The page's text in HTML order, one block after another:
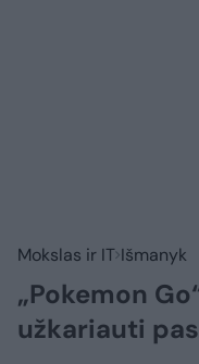
Mokslas ir IT Išmanyk
„Pokemon
užkariauti